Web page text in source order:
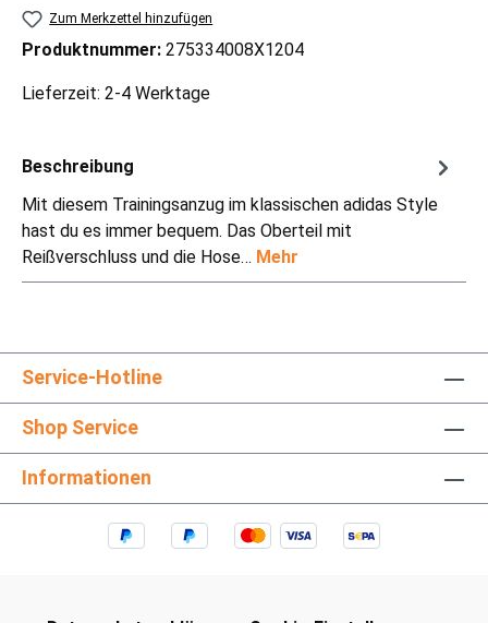
Zum Merkzettel hinzufügen
Produktnummer: 275334008X1204
Lieferzeit: 2-4 Werktage
Beschreibung
Mit diesem Trainingsanzug im klassischen adidas Style
hast du es immer bequem. Das Oberteil mit
Reißverschluss und die Hose… Mehr
Service-Hotline
Shop Service
Informationen